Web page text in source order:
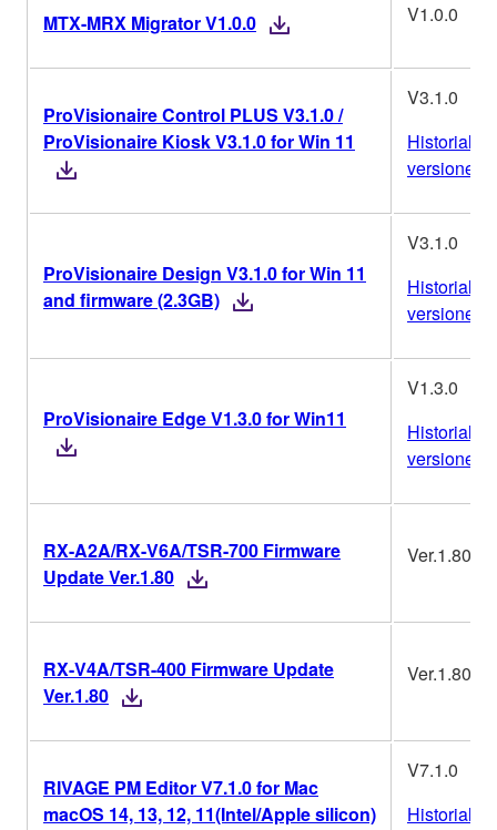
MTX-MRX Migrator V1.0.0 V1.0.0
ProVisionaire Control PLUS V3.1.0 /
ProVisionaire Kiosk V3.1.0 for Win 11
V3.1.0
Historial de
versiones
ProVisionaire Design V3.1.0 for Win 11
and firmware (2.3GB)
V3.1.0
Historial de
versiones
ProVisionaire Edge V1.3.0 for Win11
V1.3.0
Historial de
versiones
RX-A2A/RX-V6A/TSR-700 Firmware
Update Ver.1.80
Ver.1.80
RX-V4A/TSR-400 Firmware Update
Ver.1.80
Ver.1.80
RIVAGE PM Editor V7.1.0 for Mac
macOS 14, 13, 12, 11(Intel/Apple silicon)
V7.1.0
Historial de